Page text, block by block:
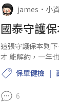
james • 小
國泰守護
這張守護保本剩
才 能解約，一年
保單健檢
6